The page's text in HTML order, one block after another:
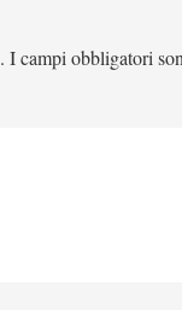
I campi obbligatori